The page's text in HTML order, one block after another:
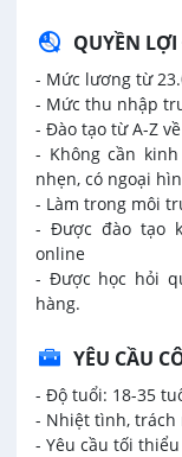
QUYỀN
- Mức lương từ
- Mức thu nhập
- Đào tạo từ A-Z
- Không cần
nhẹn, có ngoại
- Làm trong môi
- Được đào tạo
online
- Được học hỏi
hàng.
YÊU CẦU
- Độ tuổi: 18-35
- Nhiệt tình, trách
- Yêu cầu tối